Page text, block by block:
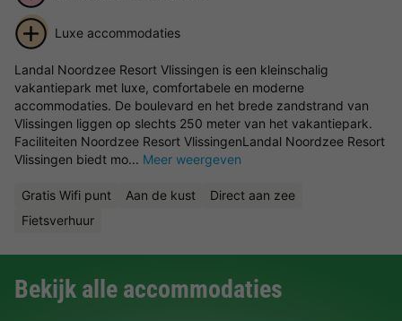
Luxe accommodaties
Landal Noordzee Resort Vlissingen is een kleinschalig
vakantiepark met luxe, comfortabele en moderne
accommodaties. De boulevard en het brede zandstrand van
Vlissingen liggen op slechts 250 meter van het vakantiepark.
Faciliteiten Noordzee Resort VlissingenLandal Noordzee Resort
Vlissingen biedt mo... Meer weergeven
Gratis Wifi punt Aan de kust
Direct aan zee
Fietsverhuur
Bekijk alle accommodaties